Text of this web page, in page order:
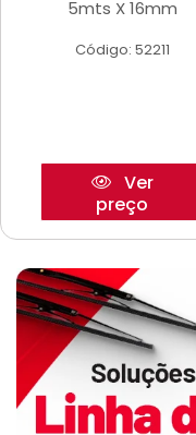
5mts X 16mm
Código: 52211
Ver
preço